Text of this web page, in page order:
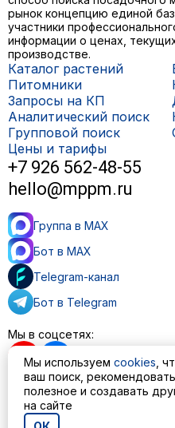
рынок концепцию единой
участники
информации о ценах,
производстве.
Каталог растений
Питомники
Запросы на КП
Аналитический поиск
Групповой поиск
Цены и тарифы
+7 926 562-48-55
hello@mppm.ru
Группа в MAX
Бот в MAX
Telegram-канал
Бот в Telegram
Мы в соцсетях:
Пользовательское
Политика обработки
Мы используем cookies ,
ваш поиск, рекомендовать
полезное и создавать
на сайте